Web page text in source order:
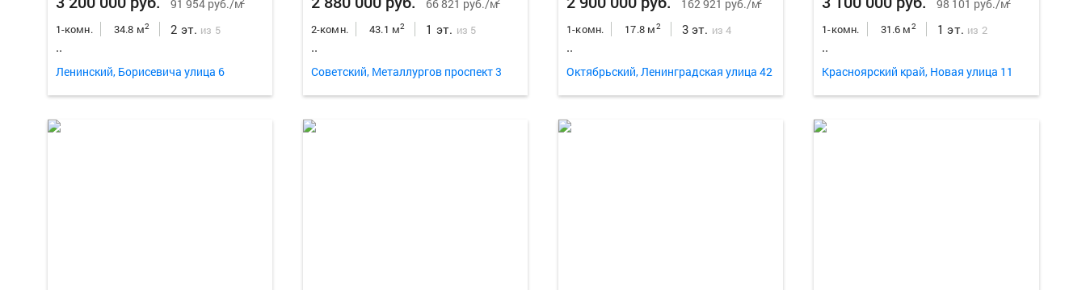
91 954 руб./м
1-комн. 34.8 м2 2 эт. из 5
..
Ленинский, Борисевича улица 6
66 821 руб./м
2-комн. 43.1 м2 1 эт. из 5
..
Советский, Металлургов проспект 3
162 921 руб./м
1-комн. 17.8 м2 3 эт. из 4
..
Октябрьский, Ленинградская улица 42
98 101 руб./м
1-комн. 31.6 м2 1 эт. из 2
..
Красноярский край, Новая улица 11